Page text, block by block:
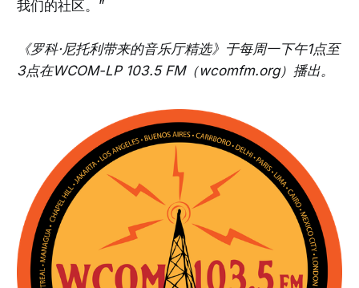
我们的社区。”
《罗科·尼托利带来的音乐厅精选》于每周一下午1点至
3点在WCOM-LP 103.5 FM（wcomfm.org）播出。